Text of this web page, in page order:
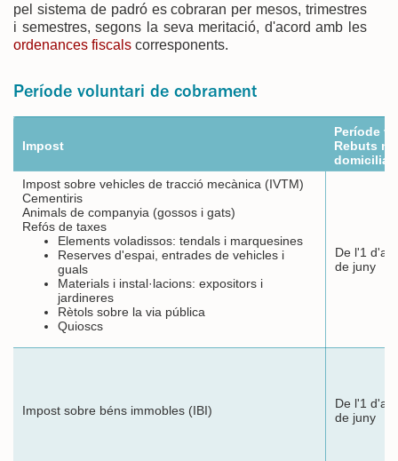
pel sistema de padró es cobraran per mesos, trimestres
i semestres, segons la seva meritació, d'acord amb les
ordenances fiscals corresponents.
Període voluntari de cobrament
Impost
Període
Rebuts no
Impost sobre vehicles de tracció mecànica (IVTM)
Cementiris
Animals de companyia (gossos i gats)
Refós de taxes
Elements voladissos: tendals i marquesines
Reserves d'espai, entrades de vehicles i
guals
Materials i instal·lacions: expositors i
jardineres
Rètols sobre la via pública
Quioscs
De l'1
de juny
Impost sobre béns immobles (IBI)
De l'1
de juny